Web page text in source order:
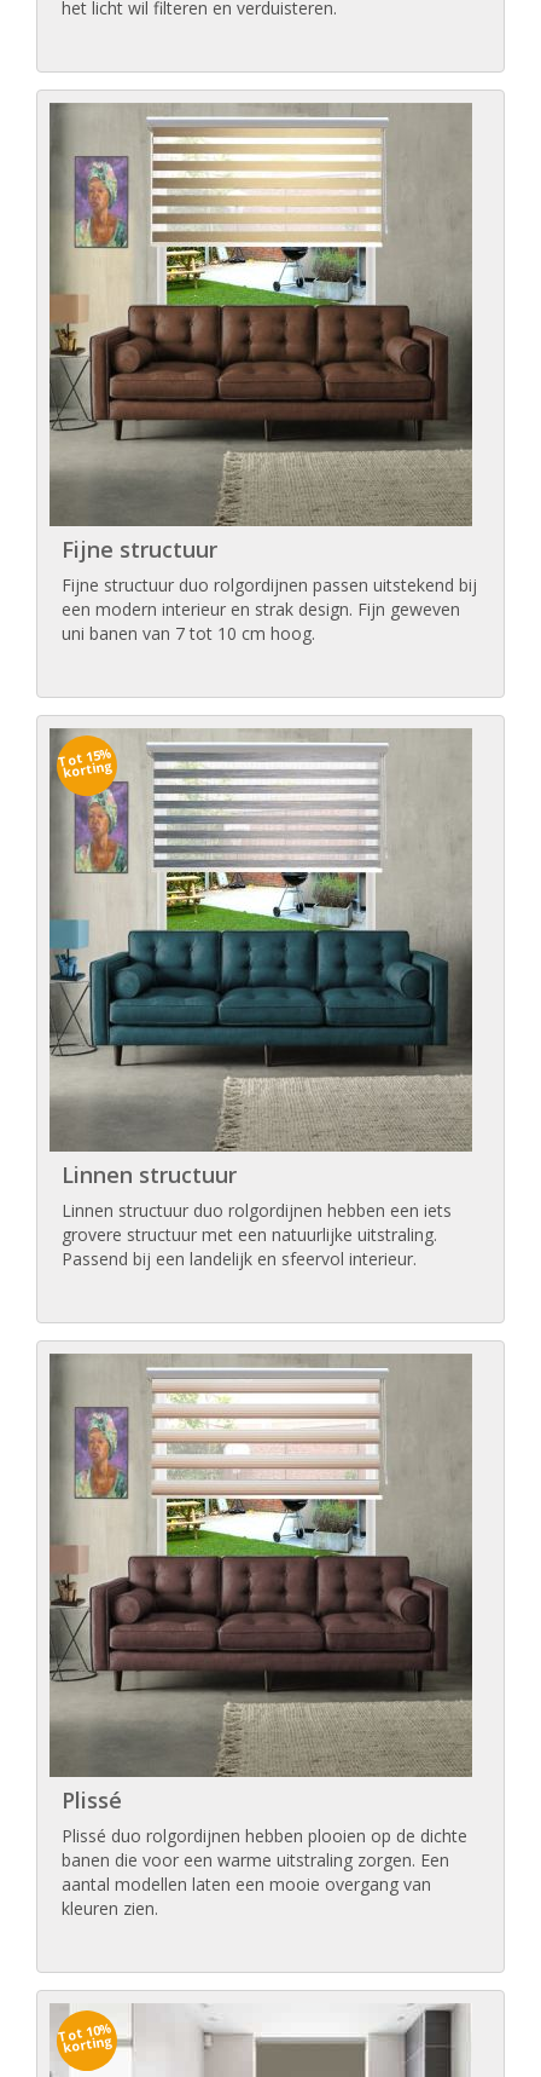
het licht wil filteren en verduisteren.
Fijne structuur
Fijne structuur duo rolgordijnen passen uitstekend bij
een modern interieur en strak design. Fijn geweven
uni banen van 7 tot 10 cm hoog.
Tot 15%
korting
Linnen structuur
Linnen structuur duo rolgordijnen hebben een iets
grovere structuur met een natuurlijke uitstraling.
Passend bij een landelijk en sfeervol interieur.
Plissé
Plissé duo rolgordijnen hebben plooien op de dichte
banen die voor een warme uitstraling zorgen. Een
aantal modellen laten een mooie overgang van
kleuren zien.
Tot 10%
korting